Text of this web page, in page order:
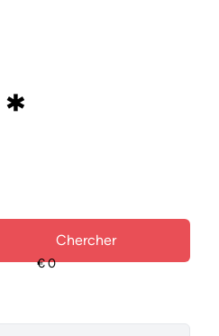
Chercher